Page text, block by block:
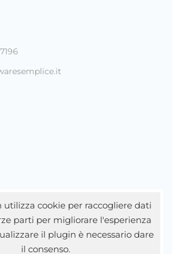
utilizza cookie per raccogliere dati
parti per migliorare l'esperienza
il plugin è necessario dare
il consenso.